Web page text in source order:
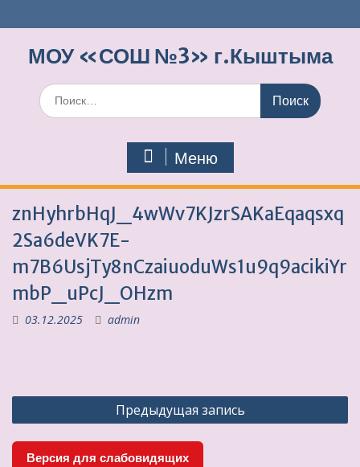
к
МОУ «СОШ №3» г.Кыштыма
Поиск
по:
Меню
znHyhrbHqJ_4wWv7KJzrSAKaEqaqsxq
2Sa6deVK7E-
m7B6UsjTy8nCzaiuoduWs1u9q9acikiYr
mbP_uPcJ_OHzm
03.12.2025 admin
Навигация
по
записям
Предыдущая запись
Версия для слабовидящих